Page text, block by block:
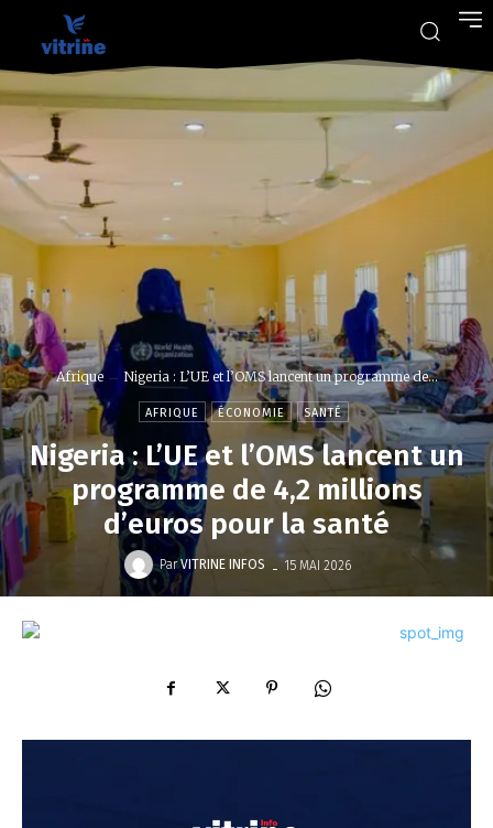
Afrique Nigeria : L’UE et l’OMS lancent un programme de...
AFRIQUE ÉCONOMIE SANTÉ
Nigeria : L’UE et l’OMS lancent un
programme de 4,2 millions
d’euros pour la santé
Par VITRINE INFOS - 15 MAI 2026